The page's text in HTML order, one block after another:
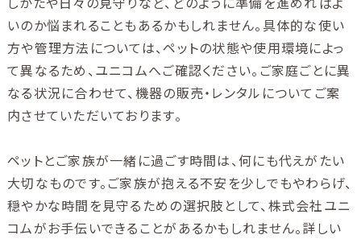
いのか悩まれることもあるかもしれません。具体的な使い
方や管理方法については、ペットの状態や使用環境によっ
て異なるため、ユニコムへご確認ください。ご家庭ごとに異
なる状況に合わせて、機器の販売・レンタルについてご案
内させていただいております。
ペットとご家族が一緒に過ごす時間は、何にも代えがたい
大切なものです。ご家族が抱える不安を少しでもやわらげ、
穏やかな時間を見守るための選択肢として、株式会社ユニ
コムがお手伝いできることがあるかもしれません。詳しい